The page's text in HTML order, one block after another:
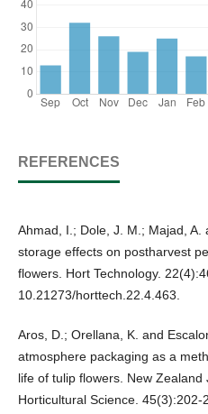
REFERENCES
Ahmad, I.; Dole, J. M.; Majad, A.
storage effects on postharvest
flowers. Hort Technology.
10.21273/horttech.22.4.463.
Aros, D.; Orellana, K. and
atmosphere packaging as a
life of tulip flowers. New Zealand
Horticultural Science. 45(3):202-